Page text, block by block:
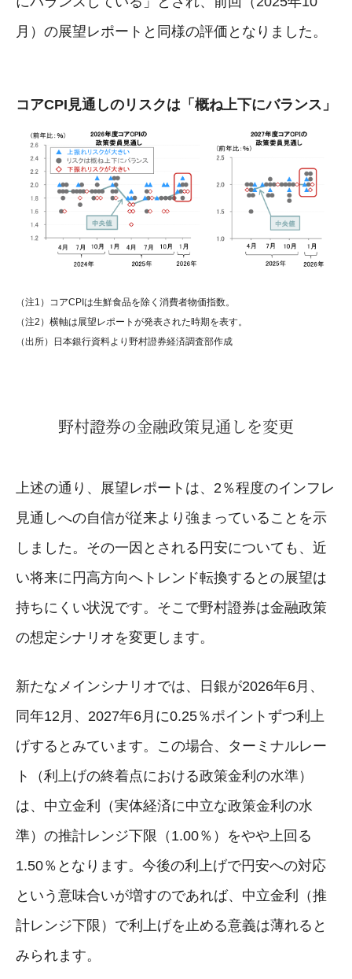
月）の展望レポートと同様の評価となりました。
コアCPI見通しのリスクは「概ね上下にバランス」
（注1）コアCPIは生鮮食品を除く消費者物価指数。
（注2）横軸は展望レポートが発表された時期を表す。
（出所）日本銀行資料より野村證券経済調査部作成
野村證券の金融政策見通しを変更
上述の通り、展望レポートは、2％程度のインフレ
見通しへの自信が従来より強まっていることを示
しました。その一因とされる円安についても、近
い将来に円高方向へトレンド転換するとの展望は
持ちにくい状況です。そこで野村證券は金融政策
の想定シナリオを変更します。
新たなメインシナリオでは、日銀が2026年6月、
同年12月、2027年6月に0.25％ポイントずつ利上
げするとみています。この場合、ターミナルレー
ト（利上げの終着点における政策金利の水準）
は、中立金利（実体経済に中立な政策金利の水
準）の推計レンジ下限（1.00％）をやや上回る
1.50％となります。今後の利上げで円安への対応
という意味合いが増すのであれば、中立金利（推
計レンジ下限）で利上げを止める意義は薄れると
みられます。